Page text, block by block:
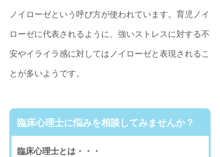
ノイローゼという呼び方が使われています。育児ノイ
ローゼに代表されるように、強いストレスに対する不
安やイライラ感に対してはノイローゼと表現されるこ
とが多いようです。
臨床心理士に悩みを相談してみませんか？
臨床心理士とは・・・